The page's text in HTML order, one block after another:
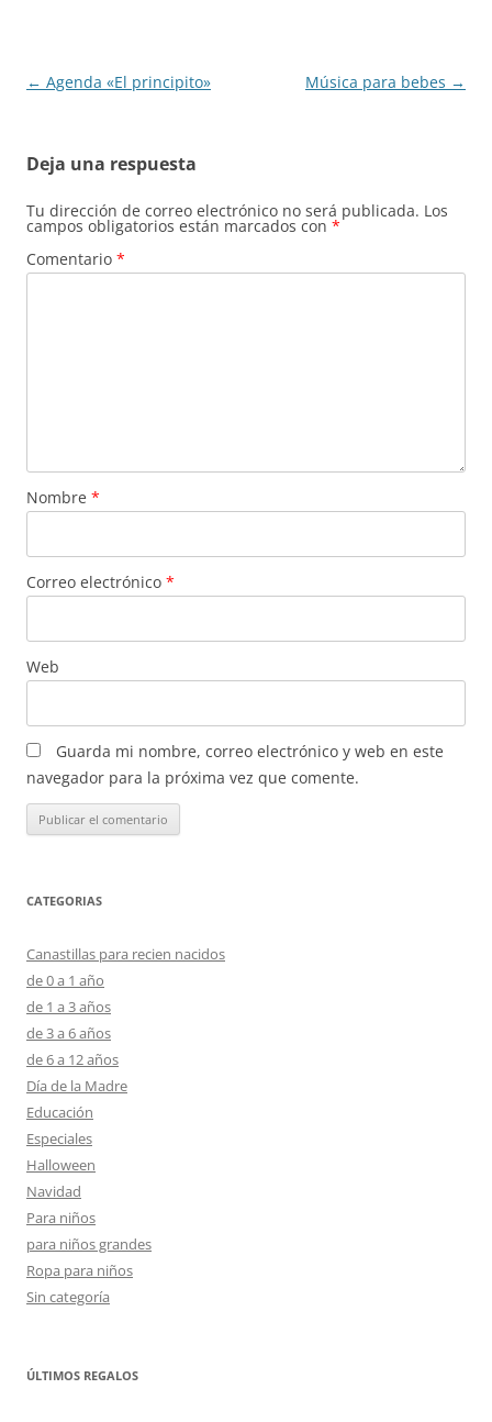
Navegación
← Agenda «El principito» Música para bebes →
Deja una respuesta
Tu dirección de correo electrónico no será publicada. Los
campos obligatorios están marcados con *
Comentario *
Nombre *
Correo electrónico *
Web
Guarda mi nombre, correo electrónico y web en este
navegador para la próxima vez que comente.
CATEGORIAS
Canastillas para recien nacidos
de 0 a 1 año
de 1 a 3 años
de 3 a 6 años
de 6 a 12 años
Día de la Madre
Educación
Especiales
Halloween
Navidad
Para niños
para niños grandes
Ropa para niños
Sin categoría
ÚLTIMOS REGALOS